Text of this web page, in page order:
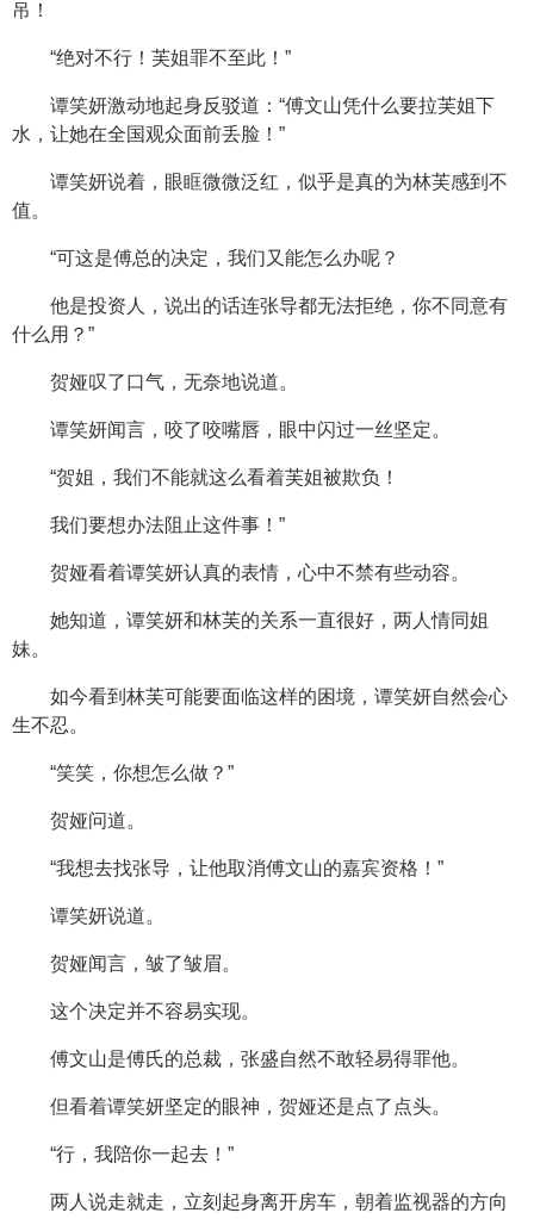
吊！
“绝对不行！芙姐罪不至此！”
谭笑妍激动地起身反驳道：“傅文山凭什么要拉芙姐下
水，让她在全国观众面前丢脸！”
谭笑妍说着，眼眶微微泛红，似乎是真的为林芙感到不
值。
“可这是傅总的决定，我们又能怎么办呢？
他是投资人，说出的话连张导都无法拒绝，你不同意有
什么用？”
贺娅叹了口气，无奈地说道。
谭笑妍闻言，咬了咬嘴唇，眼中闪过一丝坚定。
“贺姐，我们不能就这么看着芙姐被欺负！
我们要想办法阻止这件事！”
贺娅看着谭笑妍认真的表情，心中不禁有些动容。
她知道，谭笑妍和林芙的关系一直很好，两人情同姐
妹。
如今看到林芙可能要面临这样的困境，谭笑妍自然会心
生不忍。
“笑笑，你想怎么做？”
贺娅问道。
“我想去找张导，让他取消傅文山的嘉宾资格！”
谭笑妍说道。
贺娅闻言，皱了皱眉。
这个决定并不容易实现。
傅文山是傅氏的总裁，张盛自然不敢轻易得罪他。
但看着谭笑妍坚定的眼神，贺娅还是点了点头。
“行，我陪你一起去！”
两人说走就走，立刻起身离开房车，朝着监视器的方向